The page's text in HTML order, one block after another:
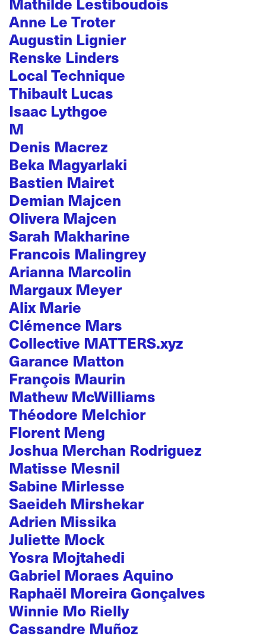
Anne Le Troter
Augustin Lignier
Renske Linders
Local Technique
Thibault Lucas
Isaac Lythgoe
M
Denis Macrez
Beka Magyarlaki
Bastien Mairet
Demian Majcen
Olivera Majcen
Sarah Makharine
Francois Malingrey
Arianna Marcolin
Margaux Meyer
Alix Marie
Clémence Mars
Collective MATTERS.xyz
Garance Matton
François Maurin
Mathew McWilliams
Théodore Melchior
Florent Meng
Joshua Merchan Rodriguez
Matisse Mesnil
Sabine Mirlesse
Saeideh Mirshekar
Adrien Missika
Juliette Mock
Yosra Mojtahedi
Gabriel Moraes Aquino
Raphaël Moreira Gonçalves
Winnie Mo Rielly
Cassandre Muñoz